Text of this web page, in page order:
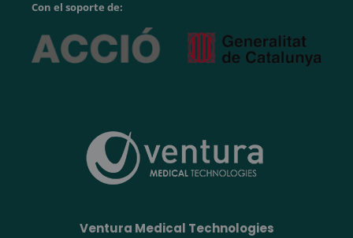
Con el soporte de:
Ventura Medical Technologies